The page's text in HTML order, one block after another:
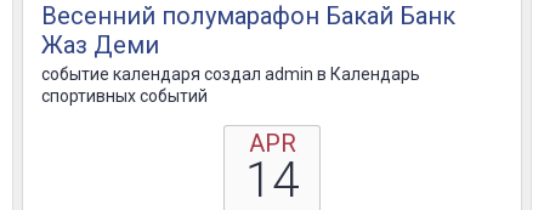
Весенний полумарафон Бакай Банк
Жаз Деми
событие календаря создал admin в Календарь
спортивных событий
APR
14